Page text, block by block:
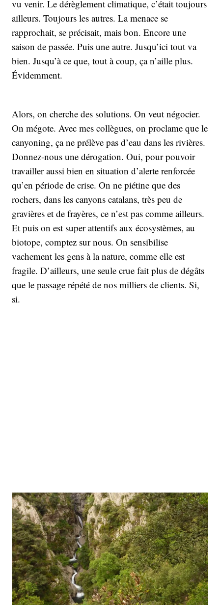
vu venir. Le dérèglement climatique, c’était toujours
ailleurs. Toujours les autres. La menace se
rapprochait, se précisait, mais bon. Encore une
saison de passée. Puis une autre. Jusqu’ici tout va
bien. Jusqu’à ce que, tout à coup, ça n’aille plus.
Évidemment.
Alors, on cherche des solutions. On veut négocier.
On mégote. Avec mes collègues, on proclame que le
canyoning, ça ne prélève pas d’eau dans les rivières.
Donnez-nous une dérogation. Oui, pour pouvoir
travailler aussi bien en situation d’alerte renforcée
qu’en période de crise. On ne piétine que des
rochers, dans les canyons catalans, très peu de
gravières et de frayères, ce n’est pas comme ailleurs.
Et puis on est super attentifs aux écosystèmes, au
biotope, comptez sur nous. On sensibilise
vachement les gens à la nature, comme elle est
fragile. D’ailleurs, une seule crue fait plus de dégâts
que le passage répété de nos milliers de clients. Si,
si.